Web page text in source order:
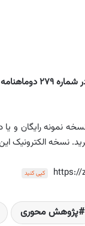
نسخه الکترونیک
https:// کپی کنید
پژوهش محوری